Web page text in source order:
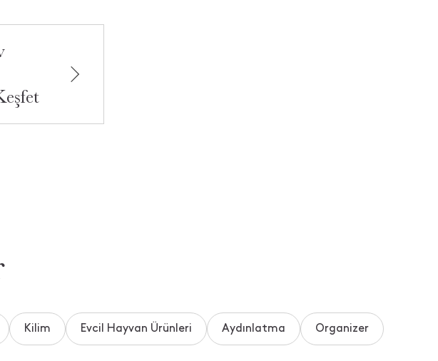
Kilim Evcil Hayvan Ürünleri Aydınlatma Organizer